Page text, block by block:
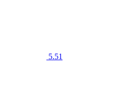
5.51